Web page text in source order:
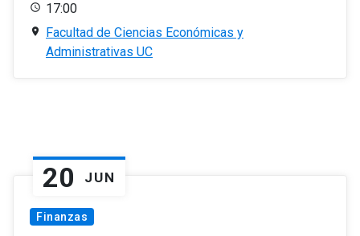
17:00
Facultad de Ciencias Económicas y
Administrativas UC
20 JUN
Finanzas